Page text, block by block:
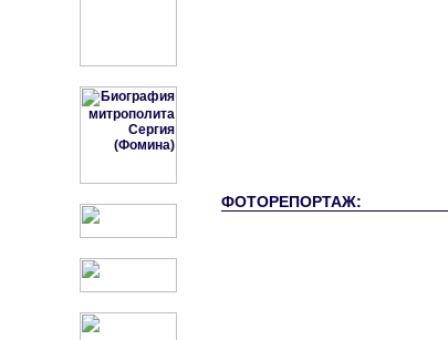
ФОТОРЕПОРТАЖ: